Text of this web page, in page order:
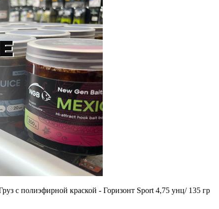
с полиэфирной краской - Горизонт Sport 4,75 унц/ 135 гр